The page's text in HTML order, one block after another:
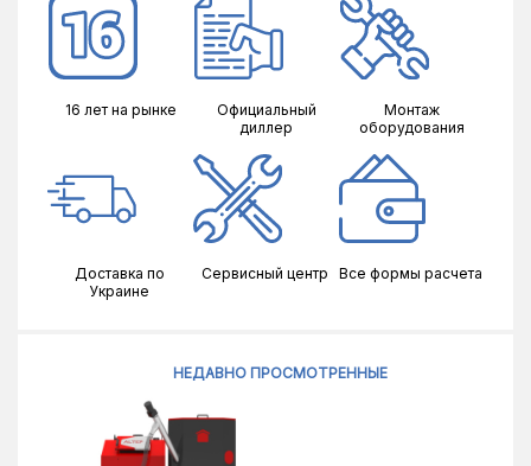
16 лет на рынке
Официальный
диллер
Монтаж
оборудования
Доставка по
Украине
Сервисный центр Все формы расчета
НЕДАВНО ПРОСМОТРЕННЫЕ